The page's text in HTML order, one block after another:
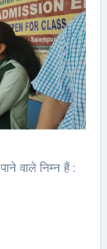
वाले निम्न हैं :